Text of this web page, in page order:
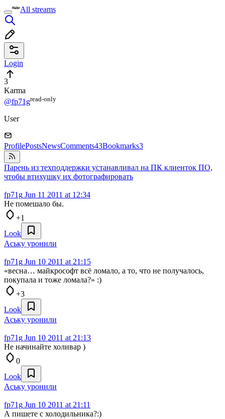
All streams
Login
3
Karma
@fp71gread⁠-⁠only
User
ProfilePostsNewsComments43Bookmarks3
Парень из техподдержки устанавливал на ПК клиенток ПО,
чтобы втихушку их фотографировать
fp71g Jun 11 2011 at 12:34
Не помешало бы.
+1
Look
Аську уронили
fp71g Jun 10 2011 at 21:15
«весна… майкрософт всё ломало, а то, что не получалось,
покупала и тоже ломала?» :)
+3
Look
Аську уронили
fp71g Jun 10 2011 at 21:13
Не начинайте холивар )
0
Look
Аську уронили
fp71g Jun 10 2011 at 21:11
А пишете с холодильника?:)